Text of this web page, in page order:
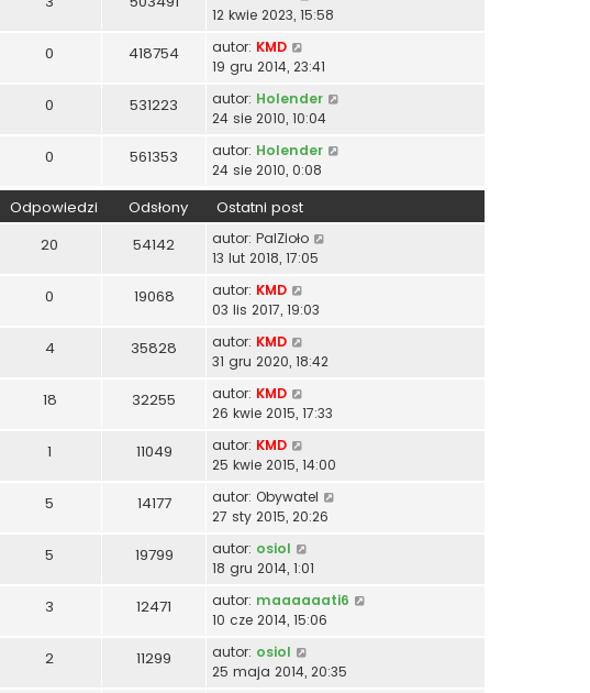
12 kwie 2023, 15:58
0 418754 autor: KMD
19 gru 2014, 23:41
0 531223 autor: Holender
24 sie 2010, 10:04
0 561353 autor: Holender
24 sie 2010, 0:08
Odpowiedzi Odsłony Ostatni post
20 54142 autor: PalZioło
13 lut 2018, 17:05
0 19068 autor: KMD
03 lis 2017, 19:03
4 35828 autor: KMD
31 gru 2020, 18:42
18 32255 autor: KMD
26 kwie 2015, 17:33
1 11049 autor: KMD
25 kwie 2015, 14:00
5 14177 autor: Obywatel
27 sty 2015, 20:26
5 19799 autor: osiol
18 gru 2014, 1:01
3 12471 autor: maaaaaati6
10 cze 2014, 15:06
2 11299 autor: osiol
25 maja 2014, 20:35